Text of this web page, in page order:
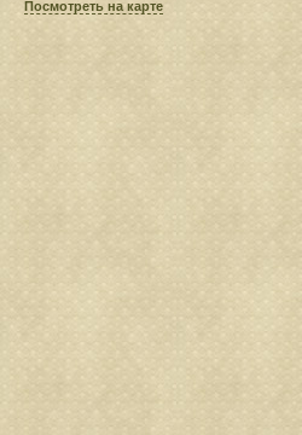
Посмотреть на карте